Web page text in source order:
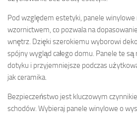
Pod względem estetyki, panele
wzornictwem, co pozwala na
wnętrz. Dzięki szerokiemu wyborowi
spójny wygląd całego domu. Panele te
dotyku i przyjemniejsze podczas
jak ceramika.
Bezpieczeństwo jest kluczowym
schodów. Wybieraj panele winylowe o